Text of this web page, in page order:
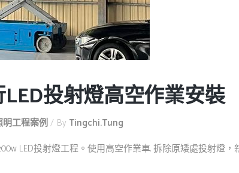
投射燈高空作業安裝
明工程案例 By Tingchi.tung
LED投射燈工程。使用高空作業車. 拆除原矮處投射燈